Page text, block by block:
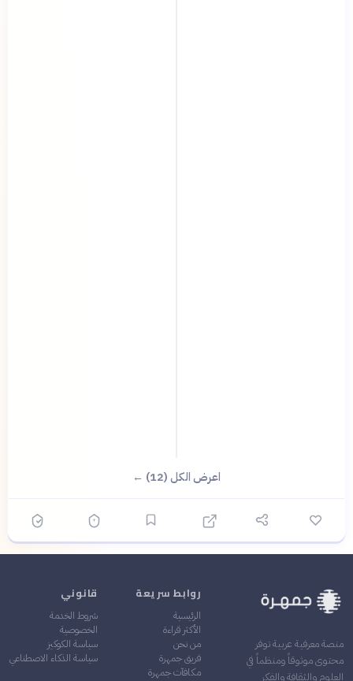
اعرض الكل (12) ←
منصة معرفية عربية توفر
محتوى موثوقاً ومنظماً في
العلوم والثقافة والفكر
روابط سريعة
الرئيسية
الأكثر قراءة
من نحن
فريق جمهرة
مكافآت جمهرة
قانوني
شروط الخدمة
الخصوصية
سياسة الكوكيز
سياسة الذكاء الاصطناعي